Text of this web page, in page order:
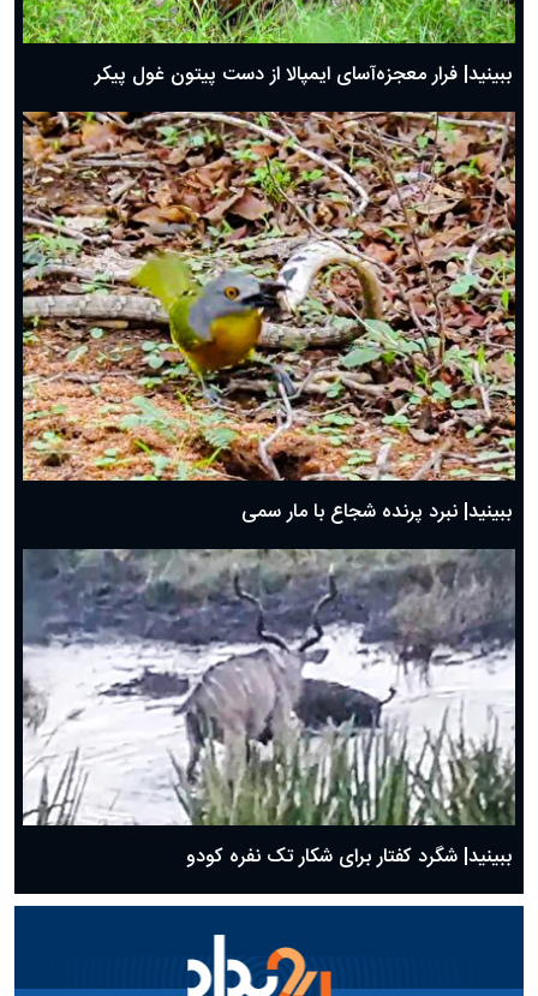
ببینید| فرار معجزه‌آسای ایمپالا از دست پیتون غول پیکر
ببینید| نبرد پرنده شجاع با مار سمی
ببینید| شگرد کفتار برای شکار تک نفره کودو